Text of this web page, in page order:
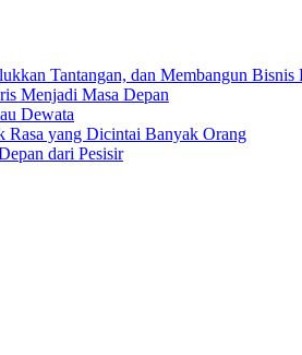
Tantangan, dan Membangun Bisnis
Menjadi Masa Depan
Dewata
Rasa yang Dicintai Banyak Orang
dari Pesisir